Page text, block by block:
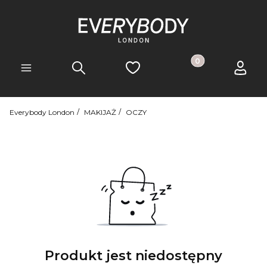
Menu Szukaj Ulubione Produkty w
Koszyk Zaloguj
Everybody London MAKIJAŻ OCZY
Produkt jest niedostępny